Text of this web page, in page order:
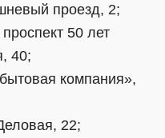
проезд, 2;
50 лет
40;
компания»,
22;